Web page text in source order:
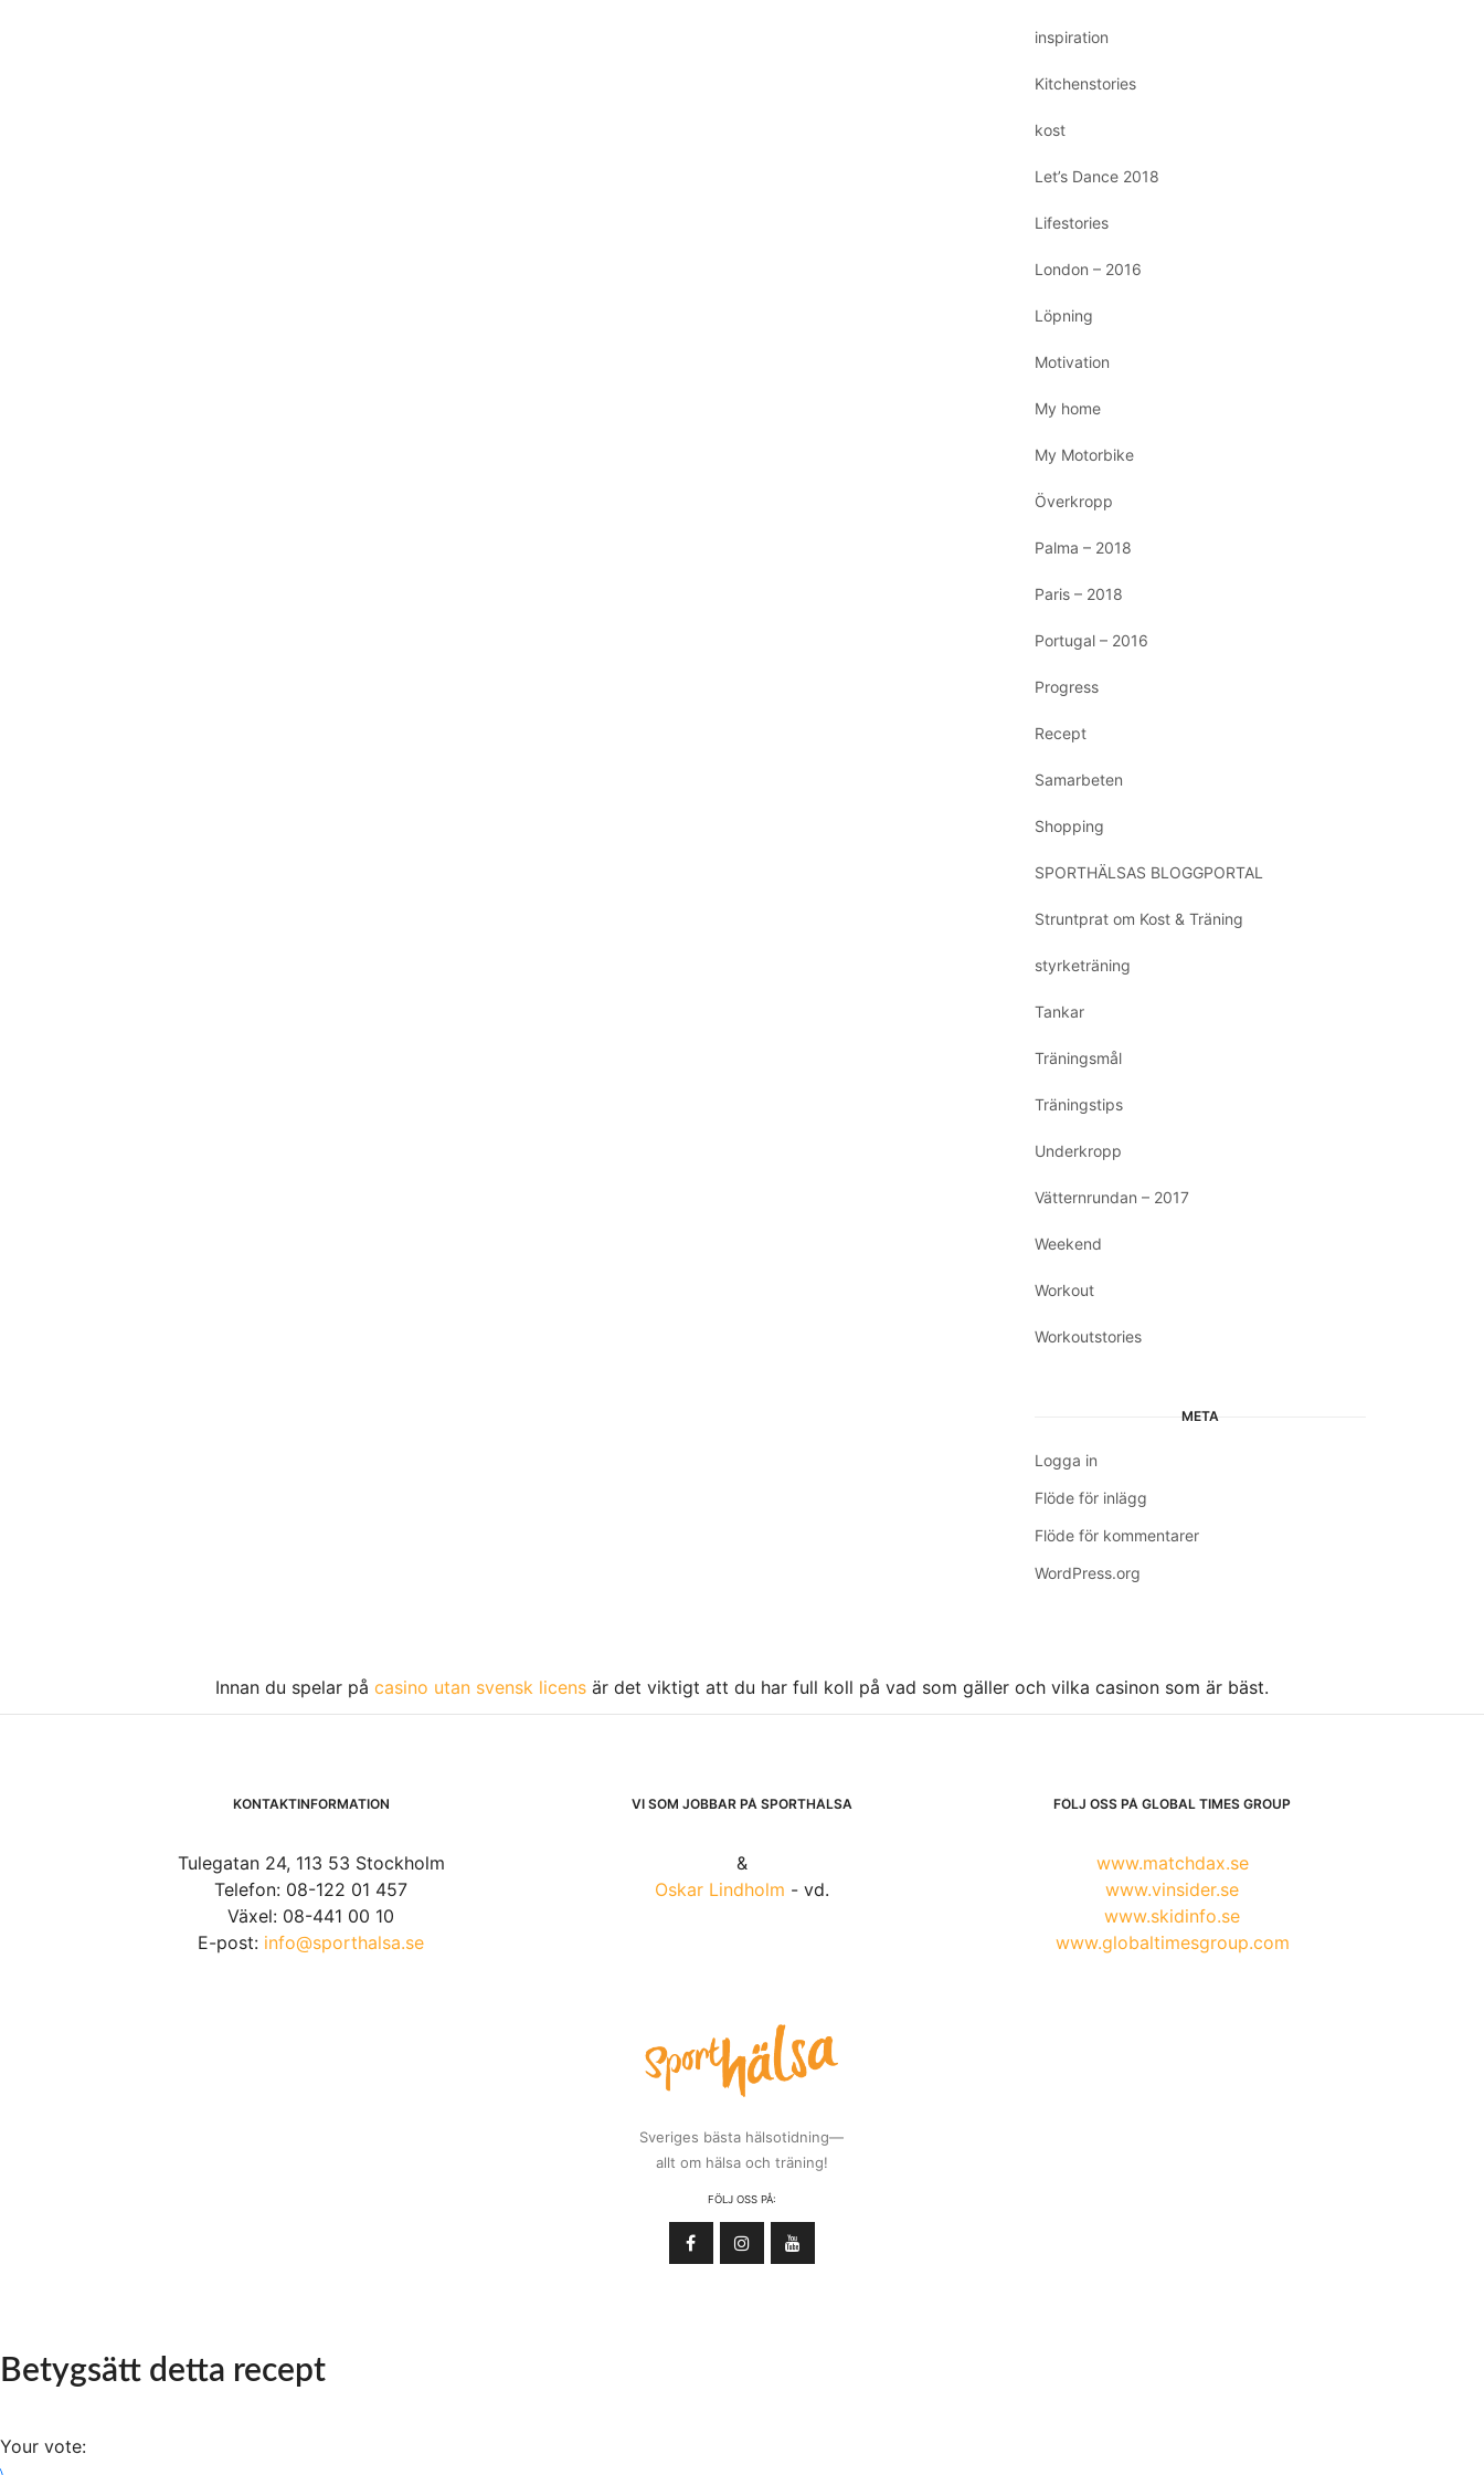
inspiration
Kitchenstories
kost
Let’s Dance 2018
Lifestories
London – 2016
Löpning
Motivation
My home
My Motorbike
Överkropp
Palma – 2018
Paris – 2018
Portugal – 2016
Progress
Recept
Samarbeten
Shopping
SPORTHÄLSAS BLOGGPORTAL
Struntprat om Kost & Träning
styrketräning
Tankar
Träningsmål
Träningstips
Underkropp
Vätternrundan – 2017
Weekend
Workout
Workoutstories
META
Logga in
Flöde för inlägg
Flöde för kommentarer
WordPress.org
Innan du spelar på casino utan svensk licens är det viktigt att du har full koll på vad som gäller och vilka casinon som är bäst.
KONTAKTINFORMATION
Tulegatan 24, 113 53 Stockholm
Telefon: 08-122 01 457
Växel: 08-441 00 10
E-post: info@sporthalsa.se
VI SOM JOBBAR PÅ SPORTHÄLSA
&
Oskar Lindholm - vd.
Sveriges bästa hälsotidning—
allt om hälsa och träning!
FÖLJ OSS PÅ:
FÖLJ OSS PÅ GLOBAL TIMES GROUP
www.matchdax.se
www.vinsider.se
www.skidinfo.se
www.globaltimesgroup.com
Betygsätt detta recept
Your vote: